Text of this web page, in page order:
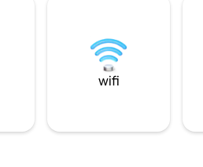
wifi